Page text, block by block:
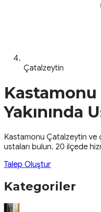
Çatalzeytin
Kastamonu
Yakınında
Kastamonu Çatalzeytin ve
ustaları bulun. 20 ilçede
Talep Oluştur
Kategoriler